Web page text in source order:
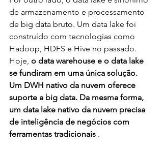
de armazenamento e processamento
de big data bruto. Um data lake foi
construído com tecnologias como
Hadoop, HDFS e Hive no passado.
Hoje, o data warehouse e o data lake
se fundiram em uma única solução.
Um DWH nativo da nuvem oferece
suporte a big data. Da mesma forma,
um data lake nativo da nuvem precisa
de inteligência de negócios com
ferramentas tradicionais .